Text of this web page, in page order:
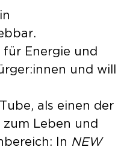
Energie und
und will
als einen der
Leben und
In NEW